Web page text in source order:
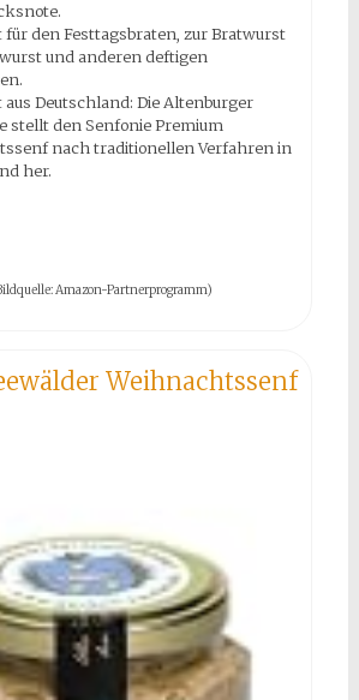
für den Festtagsbraten, zur Bratwurst
und anderen deftigen
aus Deutschland: Die Altenburger
stellt den Senfonie Premium
nach traditionellen Verfahren in
her.
Amazon-Partnerprogramm)
Weihnachtssenf